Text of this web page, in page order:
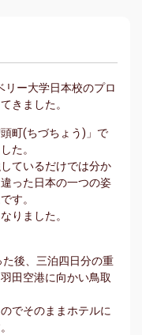
ー大学日本校のプロ
きました。
町(ちづちょう)」で
た。
ているだけでは分か
った日本の一つの姿
す。
りました。
後、三泊四日分の重
田空港に向かい鳥取
でそのままホテルに